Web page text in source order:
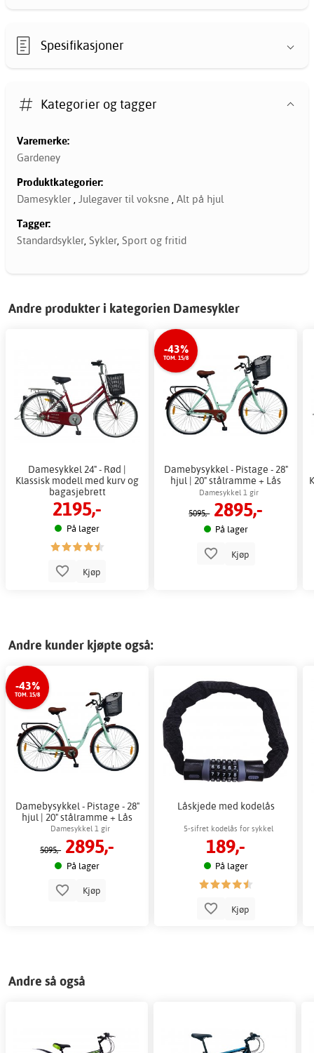
Spesifikasjoner
Kategorier og tagger
Varemerke:
Gardeney
Produktkategorier:
Damesykler
Julegaver til voksne Alt på hjul
Tagger:
Standardsykler Sykler Sport og fritid
Andre produkter i kategorien Damesykler
Damesykkel 24" - Rød |
Klassisk modell med kurv og
bagasjebrett
2195,-
På lager
Kjøp
-43%
TOM. 15/8
Damebysykkel - Pistage - 28"
hjul | 20" stålramme + Lås
kjede
Damesykkel 1 gir
5095,- 2895,-
På lager
Kjøp
Andre kunder kjøpte også:
-43%
TOM. 15/8
Damebysykkel - Pistage - 28"
hjul | 20" stålramme + Lås
kjede
Damesykkel 1 gir
5095,- 2895,-
På lager
Kjøp
Låskjede med kodelås
5-sifret kodelås for sykkel
189,-
På lager
Kjøp
Andre så også